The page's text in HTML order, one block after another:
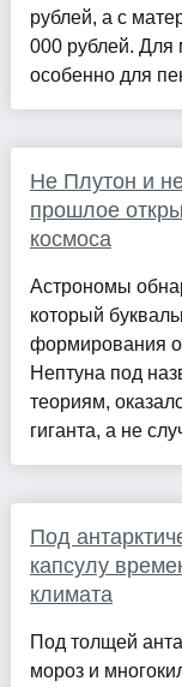
рублей, а с
000 рублей. Для
особенно для
Не Плутон и
прошлое
космоса
Астрономы
который
формирования
Нептуна под
теориям,
гиганта, а не
Под
капсулу
климата
Под толщей
мороз и